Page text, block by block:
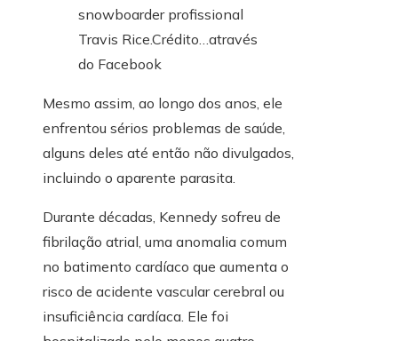
snowboarder profissional
Travis Rice.Crédito…através
do Facebook
Mesmo assim, ao longo dos anos, ele
enfrentou sérios problemas de saúde,
alguns deles até então não divulgados,
incluindo o aparente parasita.
Durante décadas, Kennedy sofreu de
fibrilação atrial, uma anomalia comum
no batimento cardíaco que aumenta o
risco de acidente vascular cerebral ou
insuficiência cardíaca. Ele foi